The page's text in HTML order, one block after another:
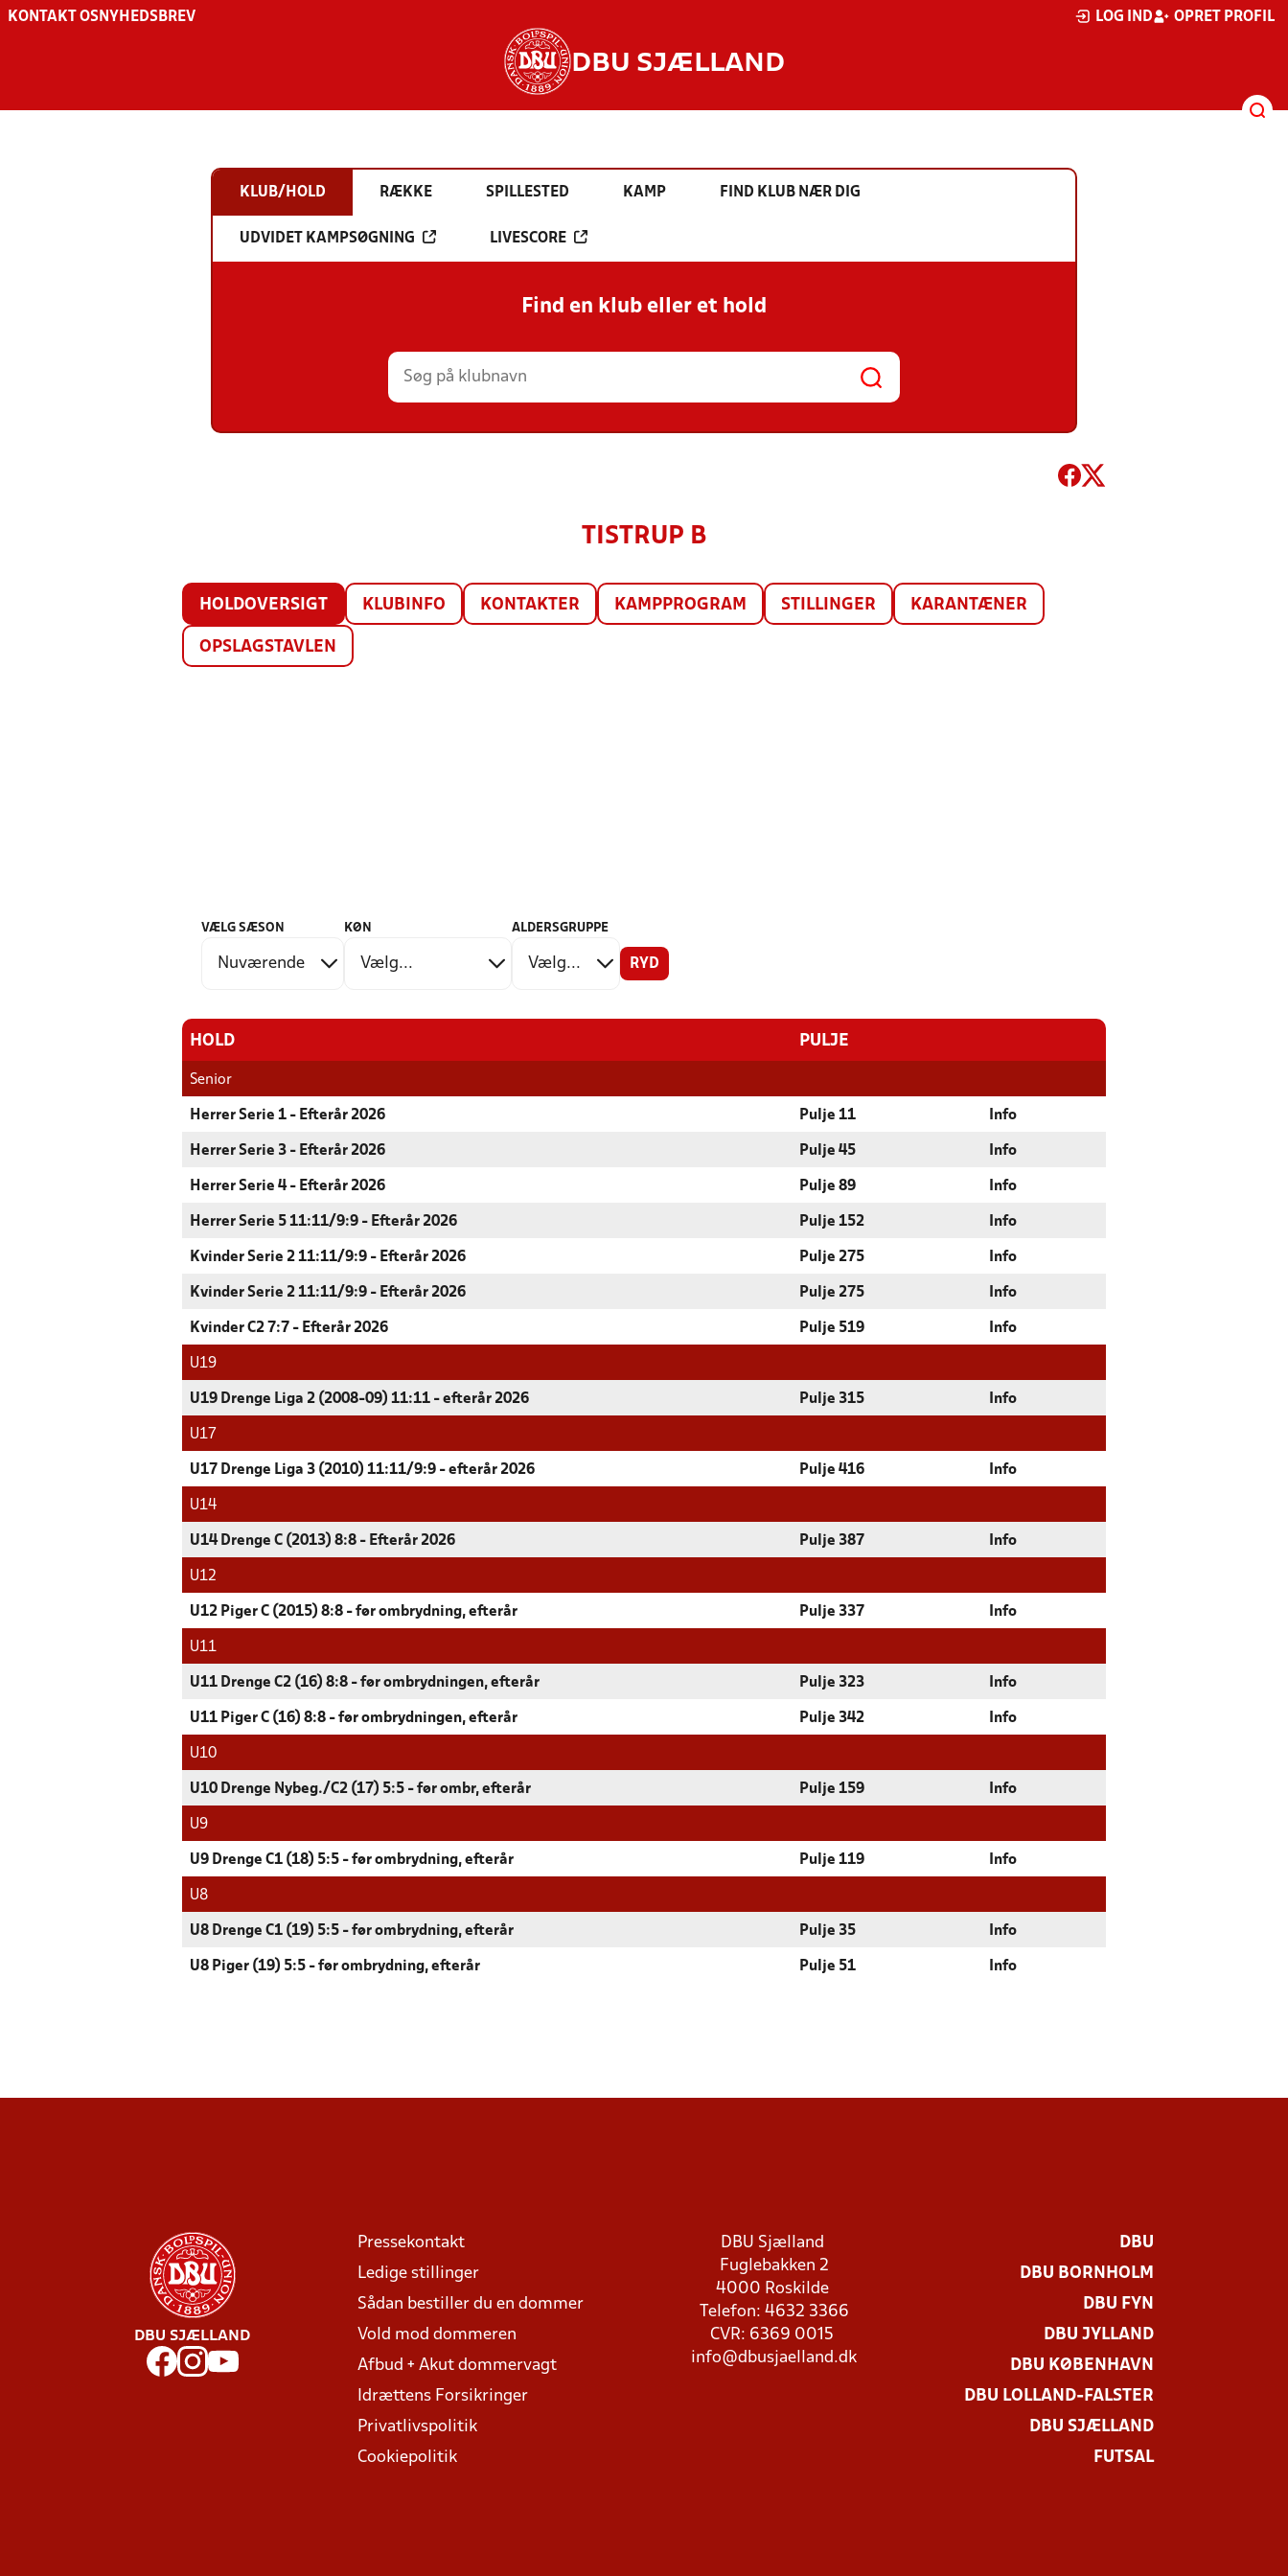
KONTAKT OS NYHEDSBREV LOG IND OPRET PROFIL
DBU SJÆLLAND
KLUB/HOLD RÆKKE SPILLESTED KAMP FIND KLUB NÆR DIG
UDVIDET KAMPSØGNING LIVESCORE
Find en klub eller et hold
TISTRUP B
HOLDOVERSIGT KLUBINFO KONTAKTER KAMPPROGRAM STILLINGER KARANTÆNER
OPSLAGSTAVLEN
VÆLG SÆSON KØN ALDERSGRUPPE
RYD
HOLD PULJE
Senior
Herrer Serie 1 - Efterår 2026 Pulje 11 Info
Herrer Serie 3 - Efterår 2026 Pulje 45 Info
Herrer Serie 4 - Efterår 2026 Pulje 89 Info
Herrer Serie 5 11:11/9:9 - Efterår 2026 Pulje 152 Info
Kvinder Serie 2 11:11/9:9 - Efterår 2026 Pulje 275 Info
Kvinder Serie 2 11:11/9:9 - Efterår 2026 Pulje 275 Info
Kvinder C2 7:7 - Efterår 2026 Pulje 519 Info
U19
U19 Drenge Liga 2 (2008-09) 11:11 - efterår 2026 Pulje 315 Info
U17
U17 Drenge Liga 3 (2010) 11:11/9:9 - efterår 2026 Pulje 416 Info
U14
U14 Drenge C (2013) 8:8 - Efterår 2026 Pulje 387 Info
U12
U12 Piger C (2015) 8:8 - før ombrydning, efterår Pulje 337 Info
U11
U11 Drenge C2 (16) 8:8 - før ombrydningen, efterår Pulje 323 Info
U11 Piger C (16) 8:8 - før ombrydningen, efterår Pulje 342 Info
U10
U10 Drenge Nybeg./C2 (17) 5:5 - før ombr, efterår Pulje 159 Info
U9
U9 Drenge C1 (18) 5:5 - før ombrydning, efterår Pulje 119 Info
U8
U8 Drenge C1 (19) 5:5 - før ombrydning, efterår Pulje 35 Info
U8 Piger (19) 5:5 - før ombrydning, efterår Pulje 51 Info
DBU SJÆLLAND
Pressekontakt
Ledige stillinger
Sådan bestiller du en dommer
Vold mod dommeren
Afbud + Akut dommervagt
Idrættens Forsikringer
Privatlivspolitik
Cookiepolitik
DBU Sjælland
Fuglebakken 2
4000 Roskilde
Telefon: 4632 3366
CVR: 6369 0015
info@dbusjaelland.dk
DBU
DBU BORNHOLM
DBU FYN
DBU JYLLAND
DBU KØBENHAVN
DBU LOLLAND-FALSTER
DBU SJÆLLAND
FUTSAL